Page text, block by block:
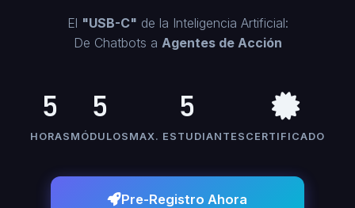
El "USB-C" de la Inteligencia Artificial:
De Chatbots a Agentes de Acción
5
HORAS
5
MÓDULOS
5
MAX. ESTUDIANTES CERTIFICADO
Pre-Registro Ahora